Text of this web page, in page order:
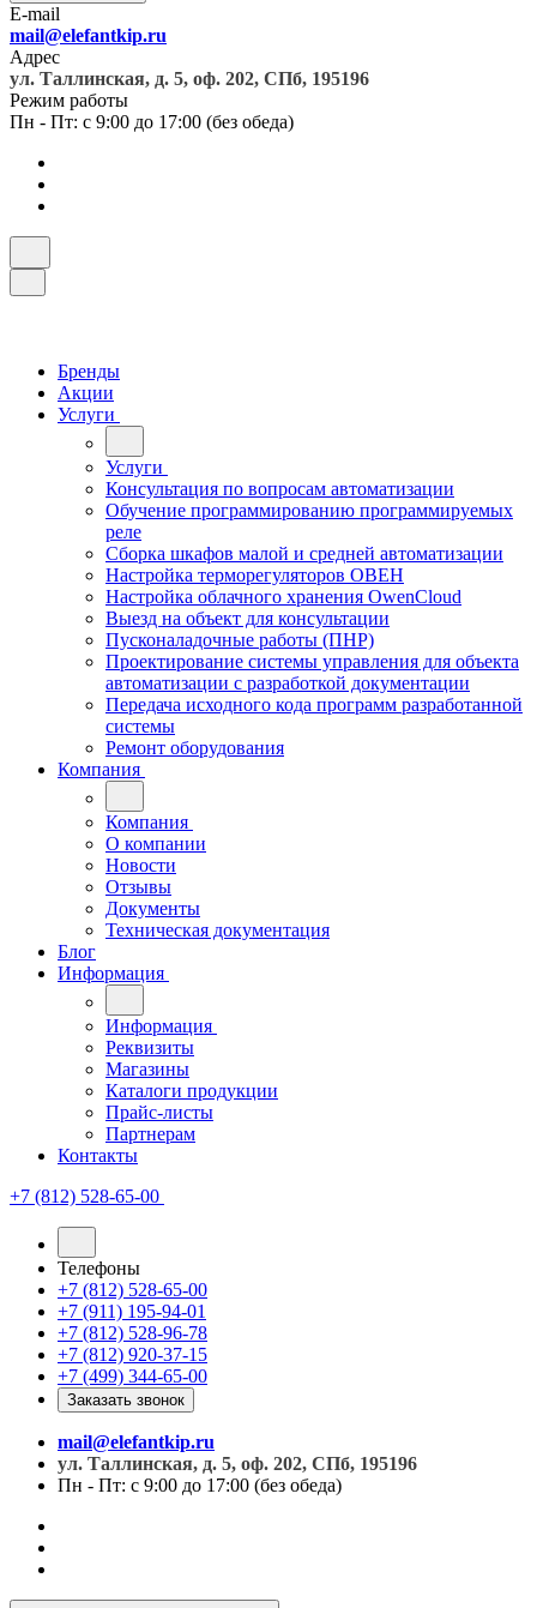
E-mail
mail@elefantkip.ru
Адрес
ул. Таллинская, д. 5, оф. 202, СПб, 195196
Режим работы
Пн - Пт: с 9:00 до 17:00 (без обеда)
Бренды
Акции
Услуги
Услуги
Консультация по вопросам автоматизации
Обучение программированию программируемых
реле
Сборка шкафов малой и средней автоматизации
Настройка терморегуляторов ОВЕН
Настройка облачного хранения OwenCloud
Выезд на объект для консультации
Пусконаладочные работы (ПНР)
Проектирование системы управления для объекта
автоматизации с разработкой документации
Передача исходного кода программ разработанной
системы
Ремонт оборудования
Компания
Компания
О компании
Новости
Отзывы
Документы
Техническая документация
Блог
Информация
Информация
Реквизиты
Магазины
Каталоги продукции
Прайс-листы
Партнерам
Контакты
+7 (812) 528-65-00
Телефоны
+7 (812) 528-65-00
+7 (911) 195-94-01
+7 (812) 528-96-78
+7 (812) 920-37-15
+7 (499) 344-65-00
Заказать звонок
mail@elefantkip.ru
ул. Таллинская, д. 5, оф. 202, СПб, 195196
Пн - Пт: с 9:00 до 17:00 (без обеда)